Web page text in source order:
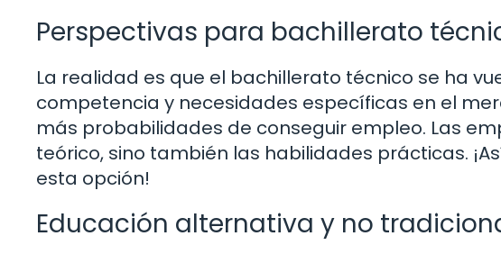
Perspectivas para bachillerato
La realidad es que el bachillerato técnico se ha
competencia y necesidades específicas en el
más probabilidades de conseguir empleo. Las
teórico, sino también las habilidades prácticas.
esta opción!
Educación alternativa y no